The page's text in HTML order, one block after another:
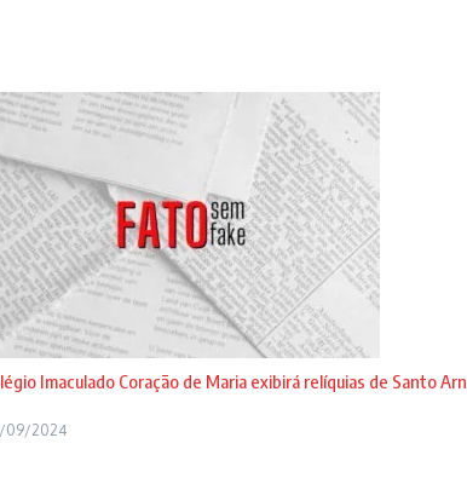
Imaculado Coração de Maria exibirá relíquias de Santo Arn
09/2024